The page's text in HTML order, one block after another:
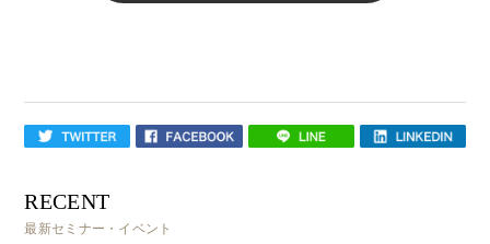
RECENT
最新セミナー・イベント